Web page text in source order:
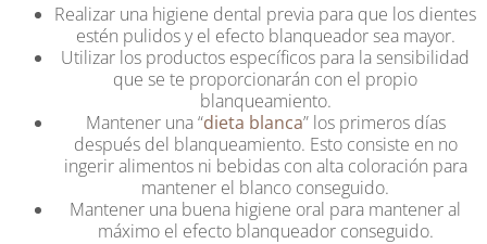
Realizar una higiene dental previa para que los dientes
estén pulidos y el efecto blanqueador sea mayor.
Utilizar los productos específicos para la sensibilidad
que se te proporcionarán con el propio
blanqueamiento.
Mantener una “dieta blanca” los primeros días
después del blanqueamiento. Esto consiste en no
ingerir alimentos ni bebidas con alta coloración para
mantener el blanco conseguido.
Mantener una buena higiene oral para mantener al
máximo el efecto blanqueador conseguido.